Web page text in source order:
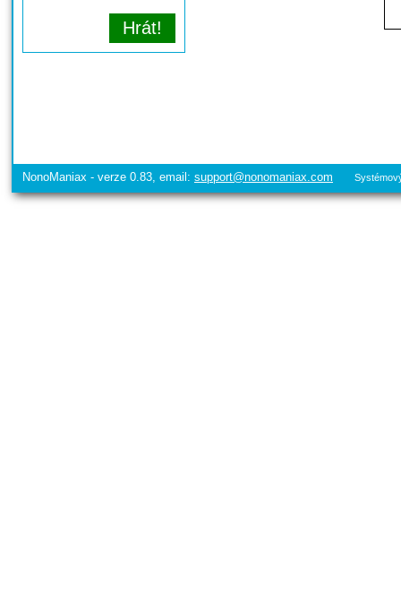
Hrát!
NonoManiax - verze 0.83, email: support@nonomaniax.com